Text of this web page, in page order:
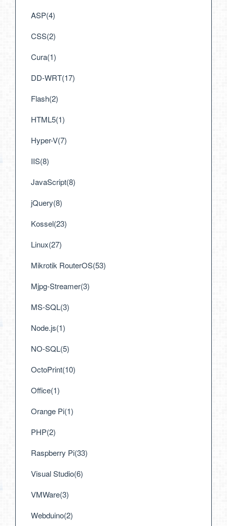
ASP(4)
CSS(2)
Cura(1)
DD-WRT(17)
Flash(2)
HTML5(1)
Hyper-V(7)
IIS(8)
JavaScript(8)
jQuery(8)
Kossel(23)
Linux(27)
Mikrotik RouterOS(53)
Mjpg-Streamer(3)
MS-SQL(3)
Node.js(1)
NO-SQL(5)
OctoPrint(10)
Office(1)
Orange Pi(1)
PHP(2)
Raspberry Pi(33)
Visual Studio(6)
VMWare(3)
Webduino(2)